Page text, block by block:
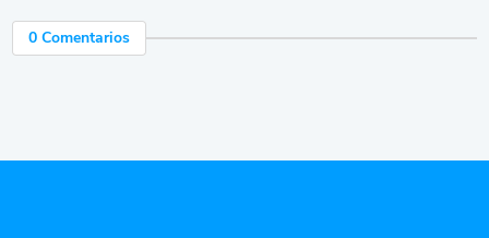
0 Comentarios